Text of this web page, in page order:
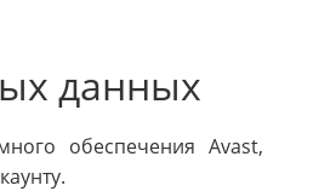
данных
обеспечения Avast,